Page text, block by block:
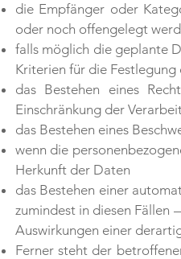
die Empfänger oder
oder noch offengelegt
falls möglich die geplante
Kriterien für die Festlegung
das Bestehen eines
Einschränkung der
das Bestehen eines
wenn die
Herkunft der Daten
das Bestehen einer
zumindest in diesen
Auswirkungen einer
Ferner steht der